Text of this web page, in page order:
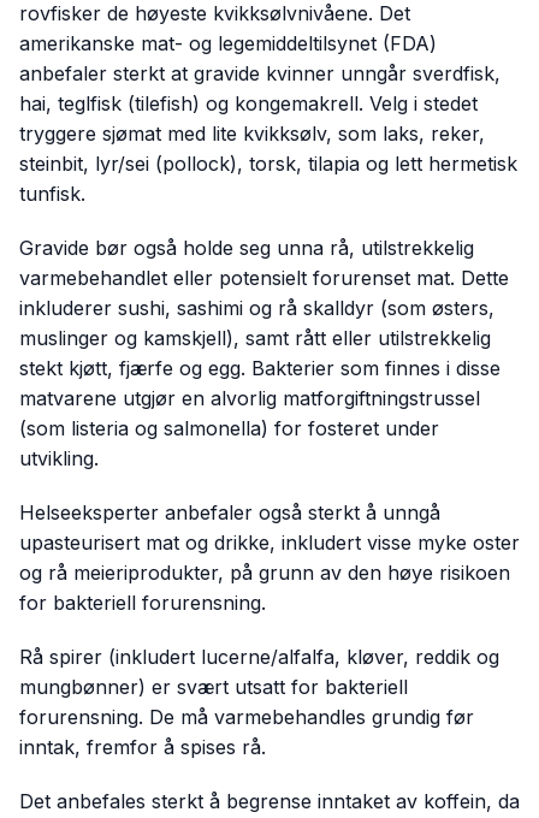
rovfisker de høyeste kvikksølvnivåene. Det
amerikanske mat- og legemiddeltilsynet (FDA)
anbefaler sterkt at gravide kvinner unngår sverdfisk,
hai, teglfisk (tilefish) og kongemakrell. Velg i stedet
tryggere sjømat med lite kvikksølv, som laks, reker,
steinbit, lyr/sei (pollock), torsk, tilapia og lett hermetisk
tunfisk.
Gravide bør også holde seg unna rå, utilstrekkelig
varmebehandlet eller potensielt forurenset mat. Dette
inkluderer sushi, sashimi og rå skalldyr (som østers,
muslinger og kamskjell), samt rått eller utilstrekkelig
stekt kjøtt, fjærfe og egg. Bakterier som finnes i disse
matvarene utgjør en alvorlig matforgiftningstrussel
(som listeria og salmonella) for fosteret under
utvikling.
Helseeksperter anbefaler også sterkt å unngå
upasteurisert mat og drikke, inkludert visse myke oster
og rå meieriprodukter, på grunn av den høye risikoen
for bakteriell forurensning.
Rå spirer (inkludert lucerne/alfalfa, kløver, reddik og
mungbønner) er svært utsatt for bakteriell
forurensning. De må varmebehandles grundig før
inntak, fremfor å spises rå.
Det anbefales sterkt å begrense inntaket av koffein, da